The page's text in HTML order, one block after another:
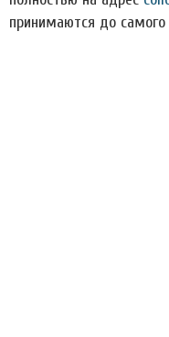
принимаются до самого